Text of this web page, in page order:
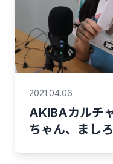
2021.04.06
AKIBAカルチ
ちゃん、ましろ